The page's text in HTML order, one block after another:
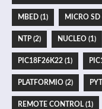
MBED (1) MICRO SD
NTP (2) NUCLEO (1)
PIC18F26K22 (1)
PLATFORMIO (2)
REMOTE CONTROL (1)